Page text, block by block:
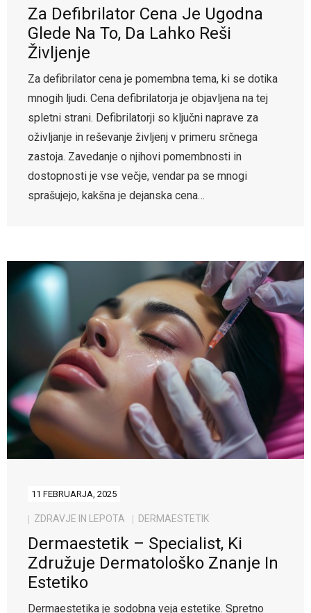
Za Defibrilator Cena Je Ugodna
Glede Na To, Da Lahko Reši
Življenje
Za defibrilator cena je pomembna tema, ki se dotika
mnogih ljudi. Cena defibrilatorja je objavljena na tej
spletni strani. Defibrilatorji so ključni naprave za
oživljanje in reševanje življenj v primeru srčnega
zastoja. Zavedanje o njihovi pomembnosti in
dostopnosti je vse večje, vendar pa se mnogi
sprašujejo, kakšna je dejanska cena…
11 FEBRUARJA, 2025
ZDRAVJE IN LEPOTA DERMAESTETIK
Dermaestetik – Specialist, Ki
Združuje Dermatološko Znanje In
Estetiko
Dermaestetika je sodobna veja estetike. Spretno